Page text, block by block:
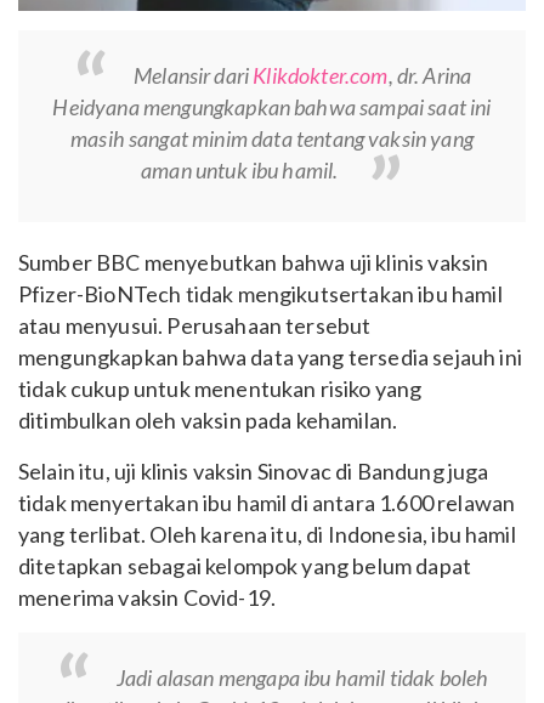
Melansir dariKlikdokter.com, dr. Arina
Heidyana mengungkapkan bahwa sampai saat ini
masih sangat minim data tentang vaksin yang
aman untuk ibu hamil.
Sumber BBC menyebutkan bahwa uji klinis vaksin
Pfizer-BioNTech tidak mengikutsertakan ibu hamil
atau menyusui. Perusahaan tersebut
mengungkapkan bahwa data yang tersedia sejauh ini
tidak cukup untuk menentukan risiko yang
ditimbulkan oleh vaksin pada kehamilan.
Selain itu, uji klinis vaksin Sinovac di Bandung juga
tidak menyertakan ibu hamil di antara 1.600 relawan
yang terlibat. Oleh karena itu, di Indonesia, ibu hamil
ditetapkan sebagai kelompok yang belum dapat
menerima vaksin Covid-19.
Jadi alasan mengapa ibu hamil tidak boleh